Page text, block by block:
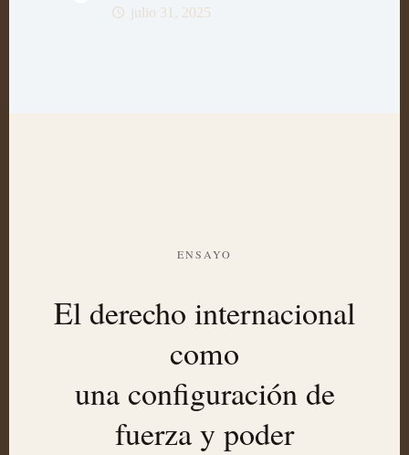
julio 31, 2025
ENSAYO
El derecho internacional
como
una configuración de
fuerza y poder